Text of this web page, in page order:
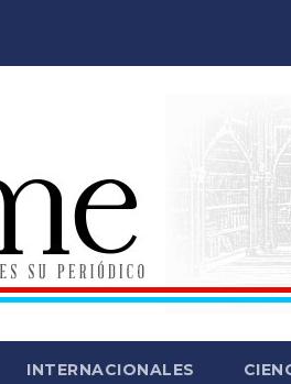
INTERNACIONALES